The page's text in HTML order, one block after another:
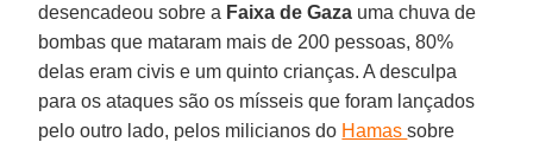
desencadeou sobre a Faixa de Gaza uma chuva de
bombas que mataram mais de 200 pessoas, 80%
delas eram civis e um quinto crianças. A desculpa
para os ataques são os mísseis que foram lançados
pelo outro lado, pelos milicianos do Hamassobre